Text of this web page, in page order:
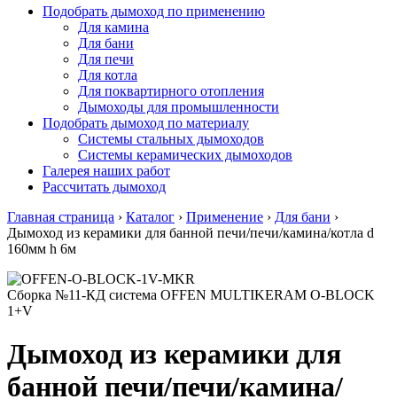
Подобрать дымоход по применению
Для камина
Для бани
Для печи
Для котла
Для поквартирного отопления
Дымоходы для промышленности
Подобрать дымоход по материалу
Системы стальных дымоходов
Системы керамических дымоходов
Галерея наших работ
Рассчитать дымоход
Главная страница › Каталог › Применение › Для бани ›
Дымоход из керамики для банной печи/печи/камина/котла d
160мм h 6м
Сборка №11-КД система OFFEN MULTIKERAM O-BLOCK
1+V
Дымоход из керамики для
банной печи/печи/камина/